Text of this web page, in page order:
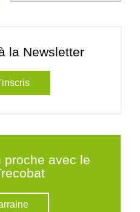
la Newsletter
proche avec le